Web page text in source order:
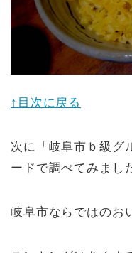
↑目次に戻る
次に「岐阜市ｂ級グ
ードで調べてみまし
岐阜市ならではのお